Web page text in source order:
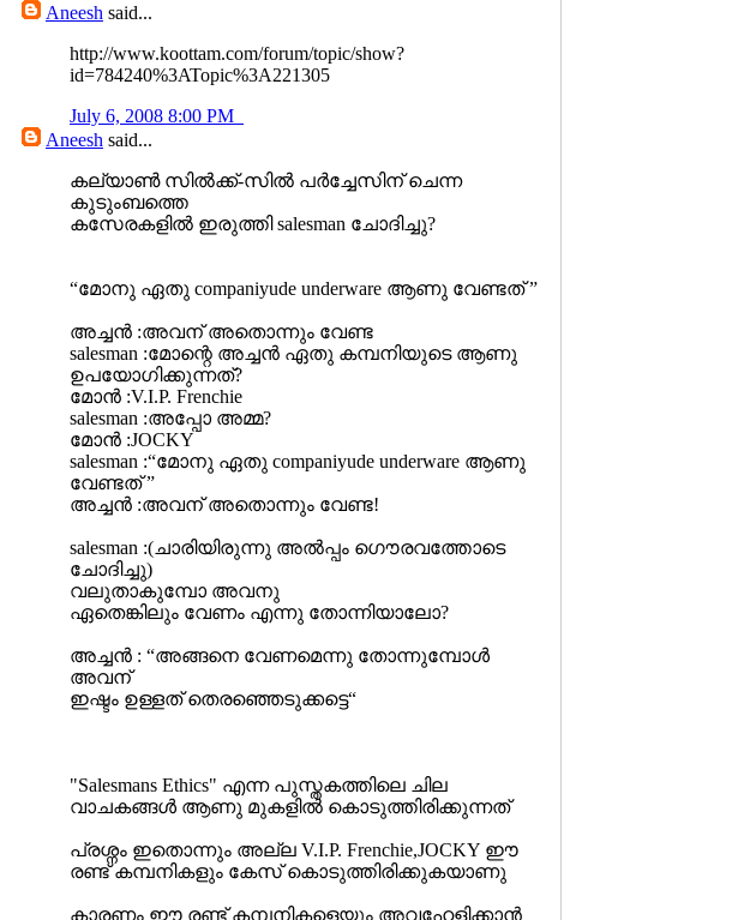
Aneesh said...
http://www.koottam.com/forum/topic/show?
id=784240%3ATopic%3A221305
July 6, 2008 8:00 PM
Aneesh said...
കല്യാണ്‍ സില്‍ക്ക്-സില്‍ പര്‍ച്ചേസിന് ചെന്ന
കുടുംബത്തെ
കസേരകളില്‍ ഇരുത്തി salesman ചോദിച്ചു?
“മോനു ഏതു companiyude underware ആണു വേണ്ടത് ”
അച്ചന്‍ :അവന് അതൊന്നും വേണ്ട
salesman :മോന്റെ അച്ചന്‍ ഏതു കമ്പനിയുടെ ആണു
ഉപയോഗിക്കുന്നത്?
മോന്‍ :V.I.P. Frenchie
salesman :അപ്പോ അമ്മ?
മോന്‍ :JOCKY
salesman :“മോനു ഏതു companiyude underware ആണു
വേണ്ടത് ”
അച്ചന്‍ :അവന് അതൊന്നും വേണ്ട!
salesman :(ചാരിയിരുന്നു അല്‍പ്പം ഗൌരവത്തോടെ
ചോദിച്ചു)
വലുതാകുമ്പോ അവനു
ഏതെങ്കിലും വേണം എന്നു തോന്നിയാലോ?
അച്ചന്‍ : “അങ്ങനെ വേണമെന്നു തോന്നുമ്പോള്‍
അവന്
ഇഷ്ടം ഉള്ളത് തെരഞ്ഞെടുക്കട്ടെ“
"Salesmans Ethics" എന്ന പുസ്തകത്തിലെ ചില
വാചകങ്ങള്‍ ആണു മുകളില്‍ കൊടുത്തിരിക്കുന്നത്
പ്രശ്നം ഇതൊന്നും അല്ല V.I.P. Frenchie,JOCKY ഈ
രണ്ട് കമ്പനികളും കേസ് കൊടുത്തിരിക്കുകയാണു
കാരണം ഈ രണ്ട് കമ്പനികളെയും അവഹേളിക്കാന്‍